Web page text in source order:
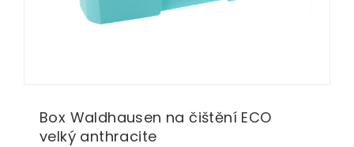
Box Waldhausen na čištění ECO
velký anthracite